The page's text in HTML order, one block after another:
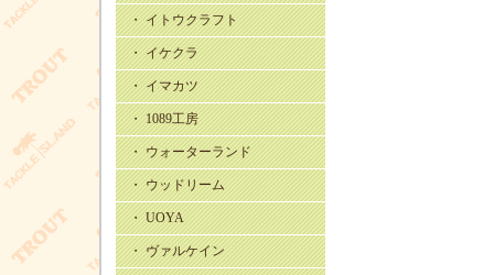
・ イトウクラフト
・ イケクラ
・ イマカツ
・ 1089工房
・ ウォーターランド
・ ウッドリーム
・ UOYA
・ ヴァルケイン